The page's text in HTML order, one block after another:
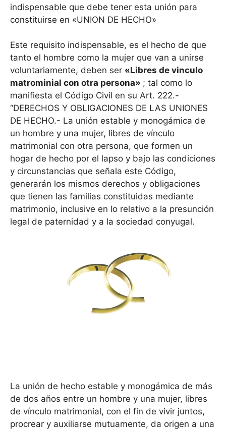
indispensable que debe tener esta unión para
constituirse en «UNION DE HECHO»
Este requisito indispensable, es el hecho de que
tanto el hombre como la mujer que van a unirse
voluntariamente, deben ser «Libres de vinculo
matrominial con otra persona» ; tal como lo
manifiesta el Código Civil en su Art. 222.-
“DERECHOS Y OBLIGACIONES DE LAS UNIONES
DE HECHO.- La unión estable y monogámica de
un hombre y una mujer, libres de vínculo
matrimonial con otra persona, que formen un
hogar de hecho por el lapso y bajo las condiciones
y circunstancias que señala este Código,
generarán los mismos derechos y obligaciones
que tienen las familias constituidas mediante
matrimonio, inclusive en lo relativo a la presunción
legal de paternidad y a la sociedad conyugal.
La unión de hecho estable y monogámica de más
de dos años entre un hombre y una mujer, libres
de vínculo matrimonial, con el fin de vivir juntos,
procrear y auxiliarse mutuamente, da origen a una